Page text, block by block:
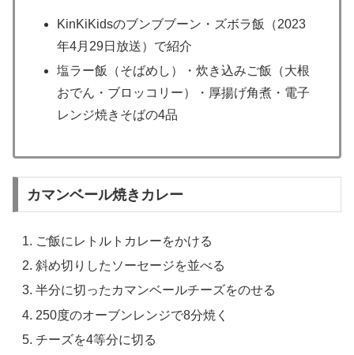
KinKiKidsのブンブブーン・ズボラ飯（2023
年4月29日放送）で紹介
塩ラー飯（そばめし）・炊き込みご飯（大根
おでん・ブロッコリー）・厚揚げ角煮・電子
レンジ焼きそばの4品
カマンベール焼きカレー
ご飯にレトルトカレーをかける
斜め切りしたソーセージを並べる
半分に切ったカマンベールチーズをのせる
250度のオーブンレンジで8分焼く
チーズを4等分に切る